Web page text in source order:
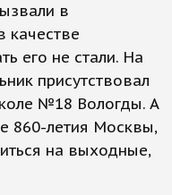
в
качестве
его не стали. На
присутствовал
№18 Вологды. А
860-летия Москвы,
на выходные,